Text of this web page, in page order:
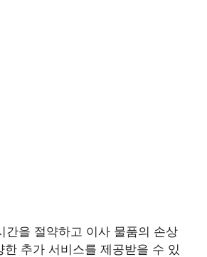
간을 절약하고 이사 물품의 손상
한 추가 서비스를 제공받을 수 있